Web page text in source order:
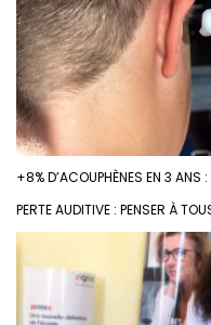
+8% D’ACOUPHÈNES EN 3 ANS
PERTE AUDITIVE : PENSER À